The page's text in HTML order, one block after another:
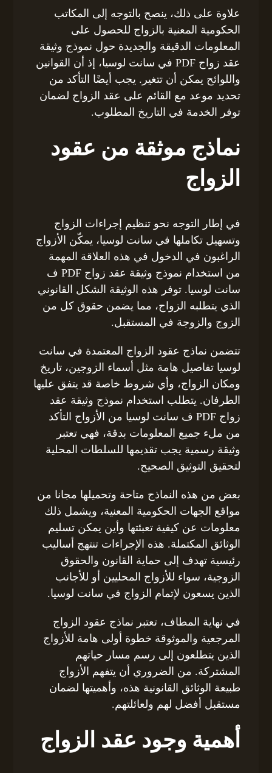
علاوة على ذلك، ينصح بالتوجه إلى المكاتب
الحكومية المعنية بالزواج للحصول على
المعلومات الدقيقة والجديدة حول نموذج وثيقة
عقد زواج PDF في سانت لوسيا، إذ أن القوانين
واللوائح يمكن أن تتغير. يجب أيضًا التأكد من
تحديد موعد مع القائم على عقد الزواج لضمان
توفر الخدمة في التاريخ المطلوب.
نماذج موثقة من عقود
الزواج
في إطار التوجه نحو تنظيم إجراءات الزواج
وتسهيل تكاملها في سانت لوسيا، يمكّن الأزواج
الراغبون في الدخول في هذه العلاقة المهمة
من استخدام نموذج وثيقة عقد زواج PDF ف
سانت لوسيا. توفر هذه الوثيقة الشكل القانوني
الذي يتطلبه الزواج، مما يضمن حقوق كل من
الزوج والزوجة في المستقبل.
تتضمن نماذج عقود الزواج المعتمدة في سانت
لوسيا تفاصيل هامة مثل أسماء الزوجين، تاريخ
ومكان الزواج، وأي شروط خاصة قد يتفق عليها
الطرفان. يتطلب استخدام نموذج وثيقة عقد
زواج PDF ف سانت لوسيا من الأزواج التأكد
من ملء جميع المعلومات بدقة، فهي تعتبر
وثيقة رسمية يجب تقديمها للسلطات المحلية
لتحقيق التوثيق الصحيح.
بعض من هذه النماذج متاحة وتحميلها مجانا من
مواقع الجهات الحكومية المعنية، ويشمل ذلك
معلومات عن كيفية تعبئتها وأين يمكن تسليم
الوثائق المكتملة. هذه الإجراءات تنتهج أساليب
رئيسية تهدف إلى حماية القانون والحقوق
الزوجية، سواء للأزواج المحليين أو للأجانب
الذين يسعون لإتمام الزواج في سانت لوسيا.
في نهاية المطاف، تعتبر نماذج عقود الزواج
المرجعية والموثوقة خطوة أولى هامة للأزواج
الذين يتطلعون إلى رسم مسار حياتهم
المشتركة. من الضروري أن يتفهم الأزواج
طبيعة الوثائق القانونية هذه، وأهميتها لضمان
مستقبل أفضل لهم ولعائلتهم.
أهمية وجود عقد الزواج